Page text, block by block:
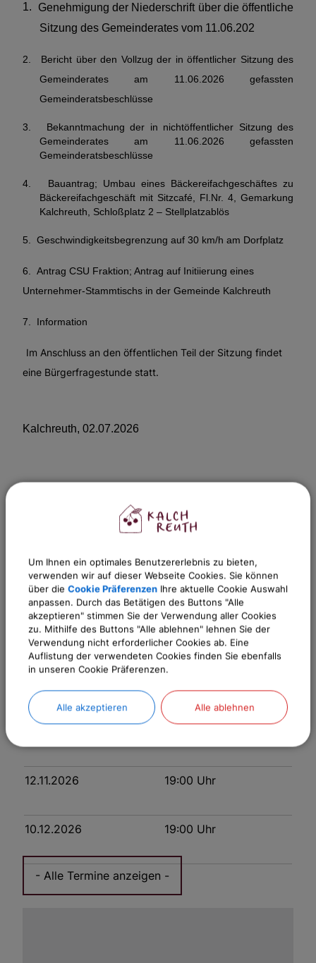
1.
Genehmigung der Niederschrift über die öffentliche
Sitzung des Gemeinderates vom 11.06.202
2.
Bericht über den Vollzug der in öffentlicher Sitzung des
Gemeinderates am 11.06.2026 gefassten
Gemeinderatsbeschlüsse
3.
Bekanntmachung der in nichtöffentlicher Sitzung des
Gemeinderates am 11.06.2026 gefassten
Gemeinderatsbeschlüsse
4. Bauantrag; Umbau eines Bäckereifachgeschäftes zu
Bäckereifachgeschäft mit Sitzcafé, Fl.Nr. 4, Gemarkung
Kalchreuth, Schloßplatz 2 – Stellplatzablös
5. Geschwindigkeitsbegrenzung auf 30 km/h am Dorfplatz
6.
Antrag CSU Fraktion; Antrag auf Initiierung eines
Unternehmer-Stammtischs in der Gemeinde Kalchreuth
7. Information
Im Anschluss an den öffentlichen Teil der Sitzung findet
eine Bürgerfragestunde statt.
Kalchreuth, 02.07.2026
1. Bürgermeister
Termine
12.11.2026 19:00 Uhr
10.12.2026 19:00 Uhr
Um Ihnen ein optimales Benutzererlebnis zu bieten,
verwenden wir auf dieser Webseite Cookies. Sie können
über die Cookie Präferenzen Ihre aktuelle Cookie Auswahl
anpassen. Durch das Betätigen des Buttons "Alle
akzeptieren" stimmen Sie der Verwendung aller Cookies
zu. Mithilfe des Buttons "Alle ablehnen" lehnen Sie der
Verwendung nicht erforderlicher Cookies ab. Eine
Auflistung der verwendeten Cookies finden Sie ebenfalls
in unseren Cookie Präferenzen.
Alle akzeptieren Alle ablehnen